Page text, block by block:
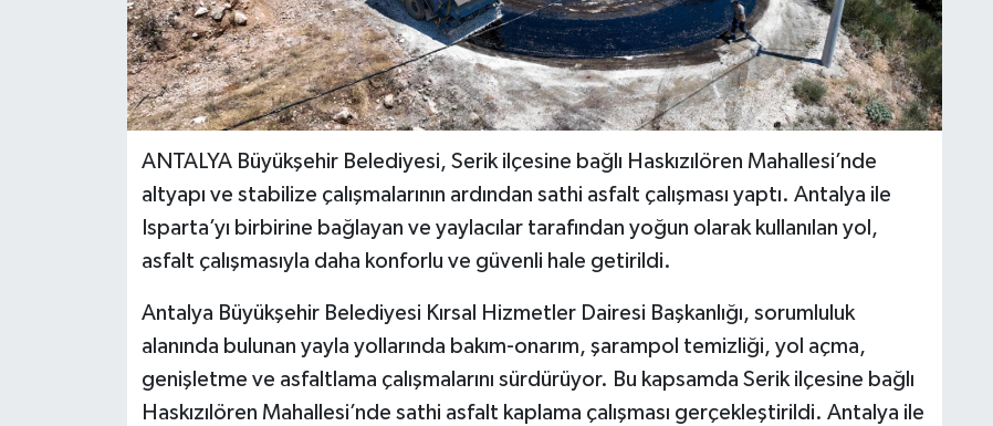
ANTALYA Büyükşehir Belediyesi, Serik ilçesine bağlı Haskızılören Mahallesi’nde
altyapı ve stabilize çalışmalarının ardından sathi asfalt çalışması yaptı. Antalya ile
Isparta’yı birbirine bağlayan ve yaylacılar tarafından yoğun olarak kullanılan yol,
asfalt çalışmasıyla daha konforlu ve güvenli hale getirildi.
Antalya Büyükşehir Belediyesi Kırsal Hizmetler Dairesi Başkanlığı, sorumluluk
alanında bulunan yayla yollarında bakım-onarım, şarampol temizliği, yol açma,
genişletme ve asfaltlama çalışmalarını sürdürüyor. Bu kapsamda Serik ilçesine bağlı
Haskızılören Mahallesi’nde sathi asfalt kaplama çalışması gerçekleştirildi. Antalya ile
Öğle Bülteni
Sosyal medya
Televizyon